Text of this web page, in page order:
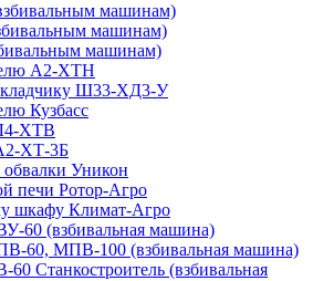
машинам)
машинам)
машинам)
А2-ХТН
Ш33-ХД3-У
Кузбасс
ХТВ
ХТ-3Б
обвалки Уникон
печи Ротор-Агро
шкафу Климат-Агро
60 (взбивальная машина)
60, МПВ-100 (взбивальная машина)
Станкостроитель (взбивальная